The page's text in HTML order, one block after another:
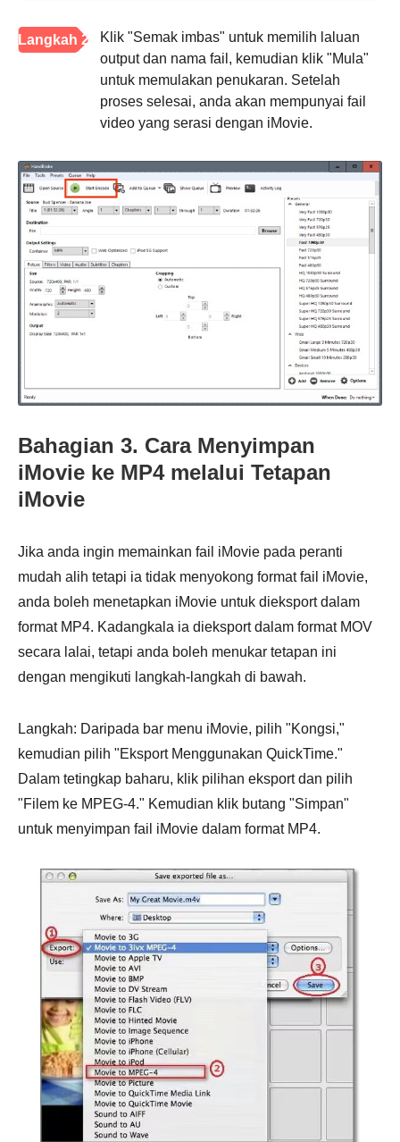
Langkah 2
Klik "Semak imbas" untuk memilih laluan
output dan nama fail, kemudian klik "Mula"
untuk memulakan penukaran. Setelah
proses selesai, anda akan mempunyai fail
video yang serasi dengan iMovie.
Bahagian 3. Cara Menyimpan
iMovie ke MP4 melalui Tetapan
iMovie
Jika anda ingin memainkan fail iMovie pada peranti
mudah alih tetapi ia tidak menyokong format fail iMovie,
anda boleh menetapkan iMovie untuk dieksport dalam
format MP4. Kadangkala ia dieksport dalam format MOV
secara lalai, tetapi anda boleh menukar tetapan ini
dengan mengikuti langkah-langkah di bawah.
Langkah: Daripada bar menu iMovie, pilih "Kongsi,"
kemudian pilih "Eksport Menggunakan QuickTime."
Dalam tetingkap baharu, klik pilihan eksport dan pilih
"Filem ke MPEG-4." Kemudian klik butang "Simpan"
untuk menyimpan fail iMovie dalam format MP4.